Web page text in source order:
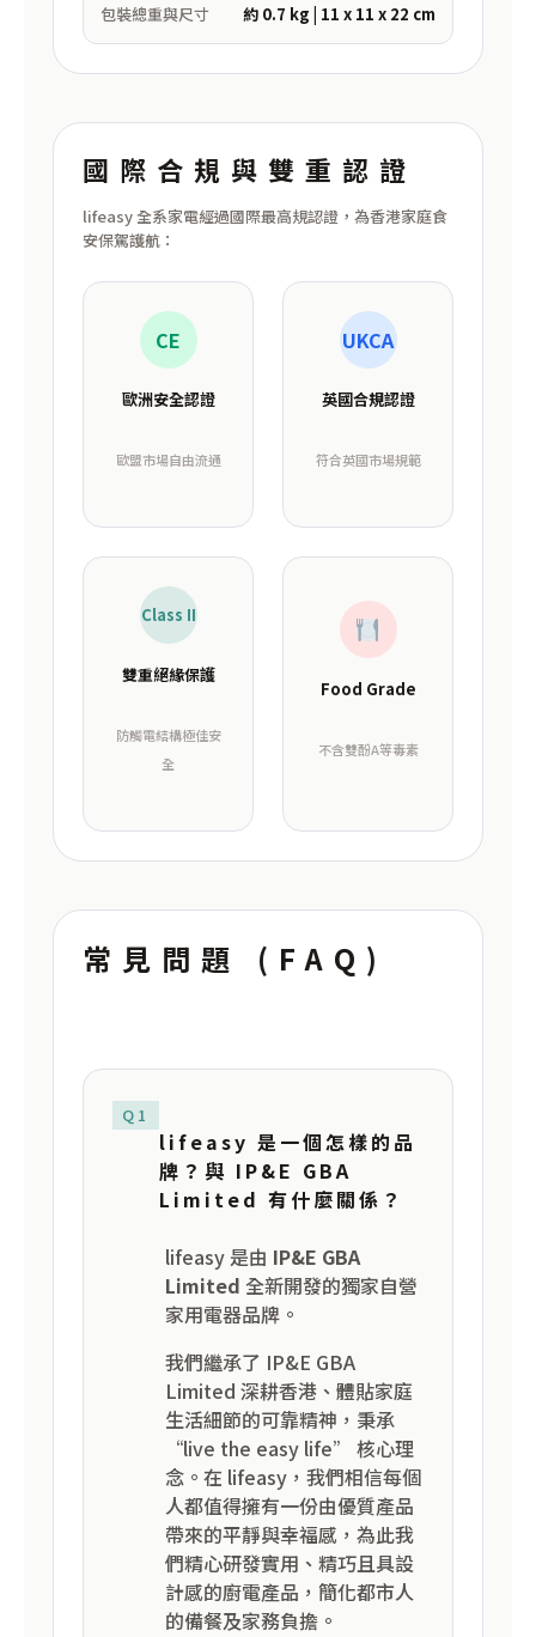
包裝總重與尺寸 約 0.7 kg | 11 x 11 x 22 cm
國際合規與雙重認證
lifeasy 全系家電經過國際最高規認證，為香港家庭食
安保駕護航：
CE
歐洲安全認證
歐盟市場自由流通
UKCA
英國合規認證
符合英國市場規範
Class II
雙重絕緣保護
防觸電結構極佳安
全
Food Grade
不含雙酚A等毒素
常見問題 (FAQ)
Q1
lifeasy 是一個怎樣的品
牌？與 IP&E GBA
Limited 有什麼關係？
lifeasy 是由 IP&E GBA
Limited 全新開發的獨家自營
家用電器品牌。
我們繼承了 IP&E GBA
Limited 深耕香港、體貼家庭
生活細節的可靠精神，秉承
“live the easy life” 核心理
念。在 lifeasy，我們相信每個
人都值得擁有一份由優質產品
帶來的平靜與幸福感，為此我
們精心研發實用、精巧且具設
計感的廚電產品，簡化都市人
的備餐及家務負擔。